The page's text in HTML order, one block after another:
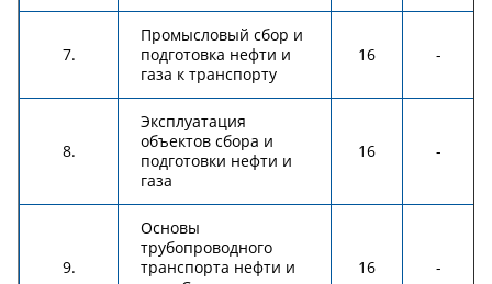
7.
Промысловый сбор и
подготовка нефти и
газа к транспорту
16 -
8.
Эксплуатация
объектов сбора и
подготовки нефти и
газа
16 -
9.
Основы
трубопроводного
транспорта нефти и
16 -